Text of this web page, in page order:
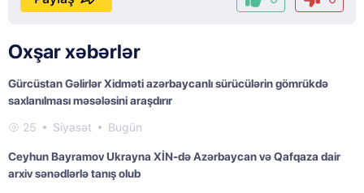
Oxşar xəbərlər
Gürcüstan Gəlirlər Xidməti azərbaycanlı sürücülərin gömrükdə
saxlanılması məsələsini araşdırır
25 Siyasət Bugün
Ceyhun Bayramov Ukrayna XİN-də Azərbaycan və Qafqaza dair
arxiv sənədlərlə tanış olub